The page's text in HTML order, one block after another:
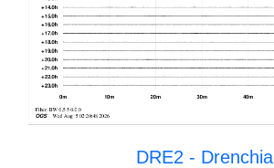
DRE2 - Drenchia